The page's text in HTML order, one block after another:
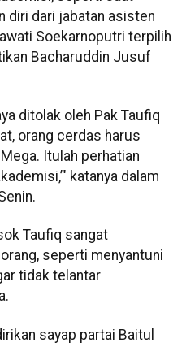
diri dari jabatan asisten
Soekarnoputri terpilih
Bacharuddin Jusuf
ditolak oleh Pak Taufiq
orang cerdas harus
Itulah perhatian
katanya dalam
Taufiq sangat
seperti menyantuni
tidak telantar
sayap partai Baitul